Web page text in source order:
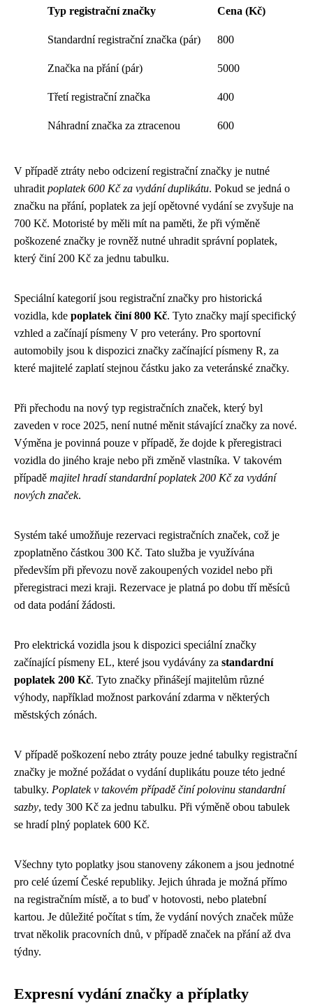
Typ registrační značky Cena (Kč)
Standardní registrační značka (pár) 800
Značka na přání (pár) 5000
Třetí registrační značka 400
Náhradní značka za ztracenou 600
V případě ztráty nebo odcizení registrační značky je nutné
uhradit poplatek 600 Kč za vydání duplikátu. Pokud se jedná o
značku na přání, poplatek za její opětovné vydání se zvyšuje na
700 Kč. Motoristé by měli mít na paměti, že při výměně
poškozené značky je rovněž nutné uhradit správní poplatek,
který činí 200 Kč za jednu tabulku.
Speciální kategorií jsou registrační značky pro historická
vozidla, kde poplatek činí 800 Kč. Tyto značky mají specifický
vzhled a začínají písmeny V pro veterány. Pro sportovní
automobily jsou k dispozici značky začínající písmeny R, za
které majitelé zaplatí stejnou částku jako za veteránské značky.
Při přechodu na nový typ registračních značek, který byl
zaveden v roce 2025, není nutné měnit stávající značky za nové.
Výměna je povinná pouze v případě, že dojde k přeregistraci
vozidla do jiného kraje nebo při změně vlastníka. V takovém
případě majitel hradí standardní poplatek 200 Kč za vydání
nových značek.
Systém také umožňuje rezervaci registračních značek, což je
zpoplatněno částkou 300 Kč. Tato služba je využívána
především při převozu nově zakoupených vozidel nebo při
přeregistraci mezi kraji. Rezervace je platná po dobu tří měsíců
od data podání žádosti.
Pro elektrická vozidla jsou k dispozici speciální značky
začínající písmeny EL, které jsou vydávány za standardní
poplatek 200 Kč. Tyto značky přinášejí majitelům různé
výhody, například možnost parkování zdarma v některých
městských zónách.
V případě poškození nebo ztráty pouze jedné tabulky registrační
značky je možné požádat o vydání duplikátu pouze této jedné
tabulky. Poplatek v takovém případě činí polovinu standardní
sazby, tedy 300 Kč za jednu tabulku. Při výměně obou tabulek
se hradí plný poplatek 600 Kč.
Všechny tyto poplatky jsou stanoveny zákonem a jsou jednotné
pro celé území České republiky. Jejich úhrada je možná přímo
na registračním místě, a to buď v hotovosti, nebo platební
kartou. Je důležité počítat s tím, že vydání nových značek může
trvat několik pracovních dnů, v případě značek na přání až dva
týdny.
Expresní vydání značky a příplatky